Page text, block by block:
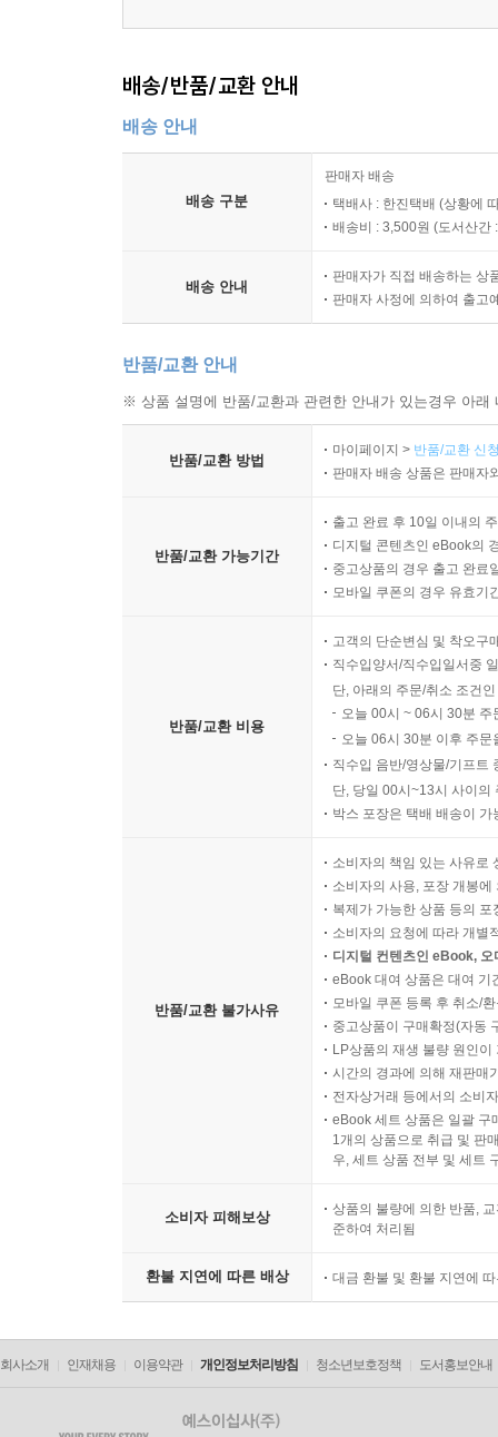
“미시시피 강의 길이는 8,000킬로미터보다 짧을까,
“미시시피 강은 얼마나 길까?”
내가 이 질문을 수업시간에 던졌을 때 대다수의
“미시시피 강은 800킬로미터보다 짧을까, 길까?”
이번에도 대부분의 학생들은 첫 번째 질문은 잘
무슨 일이 일어난 걸까?
사람들은 첫 번째 질문을 기준으로 두 번째 질문
먼 예라는 것을 알고 있다고 할지라도 말이다(이
음 2가지 질문을 해보고 다른 5명의 친구들에게
내가 2가지 곱하기 문제를 내겠다. 하지만 답을
“1 × 2 × 3 × 4 × 5 × 6 × 7 × 8은?”
“8 × 7 × 6 × 5 × 4 × 3 × 2 × 1은?”
의 답은 “같다”라고 대답해야 한다. 그러나 사람
는 심리적인 지름길을 사용한다. 내가 우리 반 학
로 해서 질문을 하자 평균 답은 2,000이 훨씬 넘
의 숫자를 바탕으로 추측해 대답했다. 두 번째 문
음 세 숫자의 합은 6으로 매우 낮은 숫자다. 이런
다. 양쪽 곱셈 문제 모두에서 사람들은 곱셈의 답
이런 사례들은 ‘닻 내리기’라고 불리는 법칙을 보
일어나는 일들에 대해 지나칠 만큼 큰 영향을 끼
러분이 100만 달러는 족히 나갈 거라는 사실을
을 할 수 있으리라고 기대할 것이다.
샘 고슬링 박사의 말이다. 당신이 공간을 어떻게
“외향적이고 개방적인 사람들의 책장과 벽은 장식
안락한 의자나 소파가 있고 책상 위 물품들이 입
있더라도 그 위에 다른 물건들이 놓여 있다면, 다
당신은 ‘개방적’일까 ‘보수적’일까?
―‘척 보면 아는’ 단서: 수집품
“그림이나 사진을 많이 가지고 있다면 당신은 개
가령 동양적인 예술품을 수집하는 사람은 개방
많은 선물을 주고도 상대의 마음을 얻지 못했다
“책을 정돈해놓은 방식을 살펴보세요. 주제별로
상대는 신경증 환자일지도 모른다. 다양한 책을
“하나의 분야, 예컨대 과학에 관련된 책 100권보
샘 고슬링 박사는 말한다. 다양한 장르가 골고루
당신은 ‘나르시스트’일까 ‘만인의 연인’일까?
샘 고슬링 박사의 설명이다. 상대가 나온 사진
찍은 사진, 즉 ‘셀카’가 많다면 상대는 나르시스
모성본능이 너무 강할 수 있다. 엄마 같은 여자가
배송/반품/교환 안내
배송 안내
배송 구분
판매자 배송
택배사 : 한진택배 (상황에
배송비 : 3,500원 (도서산간
배송 안내
판매자가 직접 배송하는 상
판매자 사정에 의하여 출고
반품/교환 안내
※ 상품 설명에 반품/교환과 관련한 안내가 있는경우 아
반품/교환 방법
마이페이지 > 반품/교환 신
판매자 배송 상품은 판매자
반품/교환 가능기간
출고 완료 후 10일 이내의
디지털 콘텐츠인 eBook의
중고상품의 경우 출고 완료
모바일 쿠폰의 경우 유효기
반품/교환 비용
고객의 단순변심 및 착오구
직수입양서/직수입일서중
단, 아래의 주문/취소 조건
오늘 00시 ~ 06시 30분
오늘 06시 30분 이후 주
직수입 음반/영상물/기프트
단, 당일 00시~13시 사이의
박스 포장은 택배 배송이
반품/교환 불가사유
소비자의 책임 있는 사유로
소비자의 사용, 포장 개봉
복제가 가능한 상품 등의
소비자의 요청에 따라 개별
디지털 컨텐츠인 eBook,
eBook 대여 상품은 대여 기
모바일 쿠폰 등록 후 취소/
중고상품이 구매확정(자동
LP상품의 재생 불량 원인
시간의 경과에 의해 재판매
전자상거래 등에서의 소비
eBook 세트 상품은 일괄 구
1개의 상품으로 취급 및 판
우, 세트 상품 전부 및 세트
소비자 피해보상
상품의 불량에 의한 반품,
준하여 처리됨
환불 지연에 따른 배상 대금 환불 및 환불 지연에
회사소개 인재채용 이용약관 개인정보처리방침 청소년보호정책 도서홍보안내